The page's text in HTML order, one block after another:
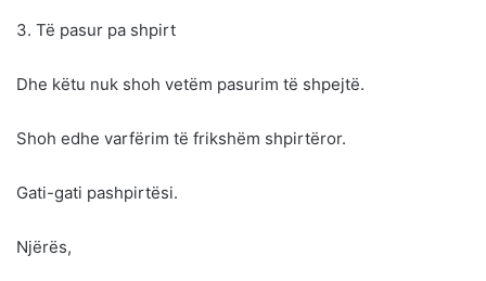
3. Të pasur pa shpirt
Dhe këtu nuk shoh vetëm pasurim të shpejtë.
Shoh edhe varfërim të frikshëm shpirtëror.
Gati-gati pashpirtësi.
Njërës,